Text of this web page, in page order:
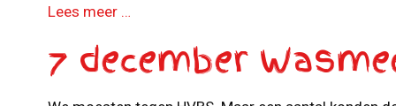
Lees meer …
7 december